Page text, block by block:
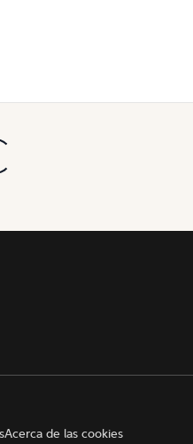
Acerca de las cookies